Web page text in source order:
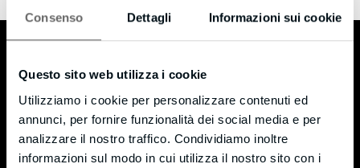
Consenso Dettagli Informazioni sui cookie
Questo sito web utilizza i cookie
Utilizziamo i cookie per personalizzare contenuti ed
annunci, per fornire funzionalità dei social media e per
analizzare il nostro traffico. Condividiamo inoltre
informazioni sul modo in cui utilizza il nostro sito con i
B.M s.r.l.
Monticello (LC) – 23876
Via Moneta, 7 – fraction Cortenuova
Ph. +39 039 9204721